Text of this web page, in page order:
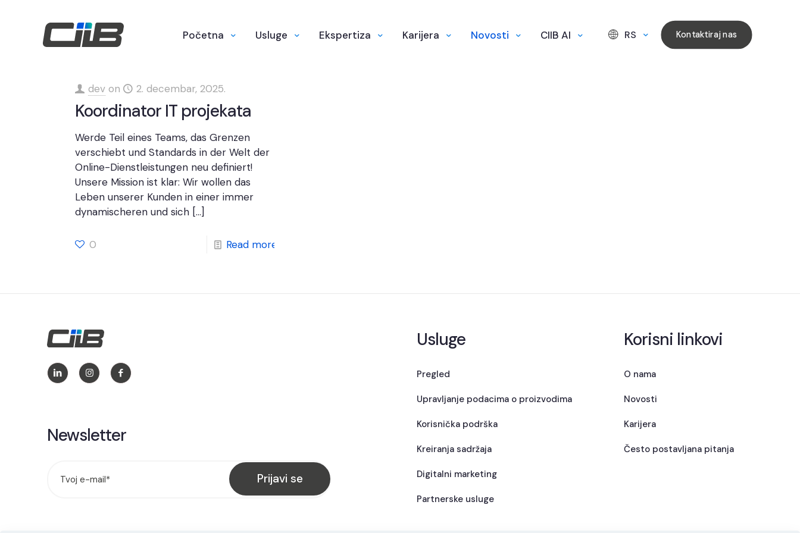
Početna Usluge Ekspertiza Karijera Novosti CIIB AI RS Kontaktiraj nas
dev on 2. decembar, 2025.
Koordinator IT projekata
Werde Teil eines Teams, das Grenzen
verschiebt und Standards in der Welt der
Online-Dienstleistungen neu definiert!
Unsere Mission ist klar: Wir wollen das
Leben unserer Kunden in einer immer
dynamischeren und sich[…]
0 Read more
Newsletter
Usluge
Pregled
Upravljanje podacima o proizvodima
Korisnička podrška
Kreiranja sadržaja
Digitalni marketing
Partnerske usluge
Korisni linkovi
O nama
Novosti
Karijera
Često postavljana pitanja